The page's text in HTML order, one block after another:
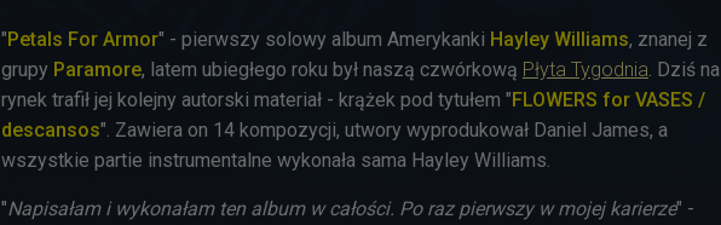
"Petals For Armor" - pierwszy solowy album Amerykanki Hayley Williams, znanej z
grupy Paramore, latem ubiegłego roku był naszą czwórkową Płyta Tygodnia. Dziś na
rynek trafił jej kolejny autorski materiał - krążek pod tytułem "FLOWERS for VASES /
descansos". Zawiera on 14 kompozycji, utwory wyprodukował Daniel James, a
wszystkie partie instrumentalne wykonała sama Hayley Williams.
"Napisałam i wykonałam ten album w całości. Po raz pierwszy w mojej karierze" -